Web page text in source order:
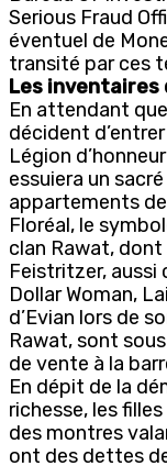
Serious Fraud
éventuel de
transité par ces
Les inventaires
En attendant
décident
Légion
essuiera un
appartements
Floréal, le
clan Rawat,
Feistritzer, aussi
Dollar Woman,
d’Evian lors de
Rawat, sont
de vente à la
En dépit de la
richesse, les
des montres
ont des dettes